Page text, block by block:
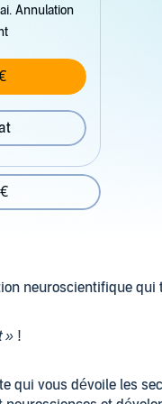
Annulation
neuroscientifique
» !
qui vous dévoile les